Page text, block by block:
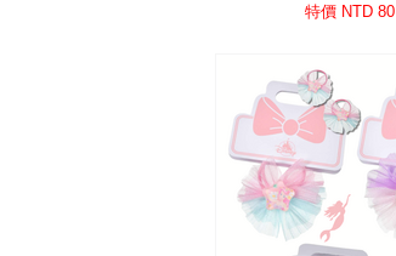
特價 NTD 80